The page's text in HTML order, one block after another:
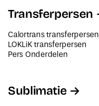
Transferpersen
Calortrans transferpersen
LOKLiK transferpersen
Pers Onderdelen
Sublimatie